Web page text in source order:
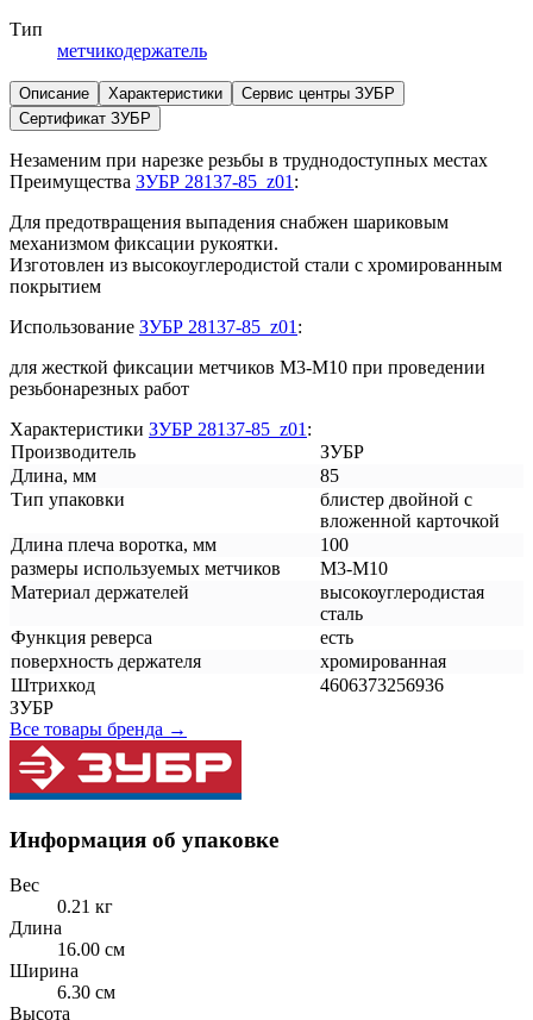
Тип
метчикодержатель
Описание Характеристики
Сервис центры ЗУБР
Сертификат ЗУБР
Незаменим при нарезке резьбы в труднодоступных местах
Преимущества ЗУБР 28137-85_z01 :
Для предотвращения выпадения снабжен шариковым
механизмом фиксации рукоятки.
Изготовлен из высокоуглеродистой стали с хромированным
покрытием
Использование ЗУБР 28137-85_z01 :
для жесткой фиксации метчиков М3-М10 при проведении
резьбонарезных работ
Характеристики ЗУБР 28137-85_z01 :
Производитель
ЗУБР
Длина, мм
85
Тип упаковки
блистер двойной с
вложенной карточкой
Длина плеча воротка, мм
100
размеры используемых метчиков
М3-М10
Материал держателей
высокоуглеродистая
сталь
Функция реверса
есть
поверхность держателя
хромированная
Штрихкод
4606373256936
ЗУБР
Все товары бренда →
Информация об упаковке
Вес
0.21 кг
Длина
16.00 см
Ширина
6.30 см
Высота